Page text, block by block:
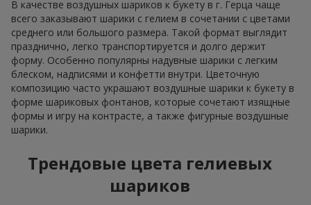
В качестве воздушных шариков к букету в г. Герца чаще
всего заказывают шарики с гелием в сочетании с цветами
среднего или большого размера. Такой формат выглядит
празднично, легко транспортируется и долго держит
форму. Особенно популярны надувные шарики с легким
блеском, надписями и конфетти внутри. Цветочную
композицию часто украшают воздушные шарики к букету в
форме шариковых фонтанов, которые сочетают изящные
формы и игру на контрасте, а также фигурные воздушные
шарики.
Трендовые цвета гелиевых
шариков